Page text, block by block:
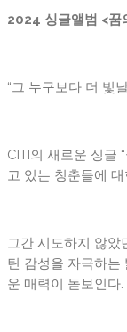
2024 싱글앨범 <꿈
“그 누구보다 더 빛
CITI의 새로운 싱글
고 있는 청춘들에
그간 시도하지 않았
틴 감성을 자극하는
운 매력이 돋보인다.